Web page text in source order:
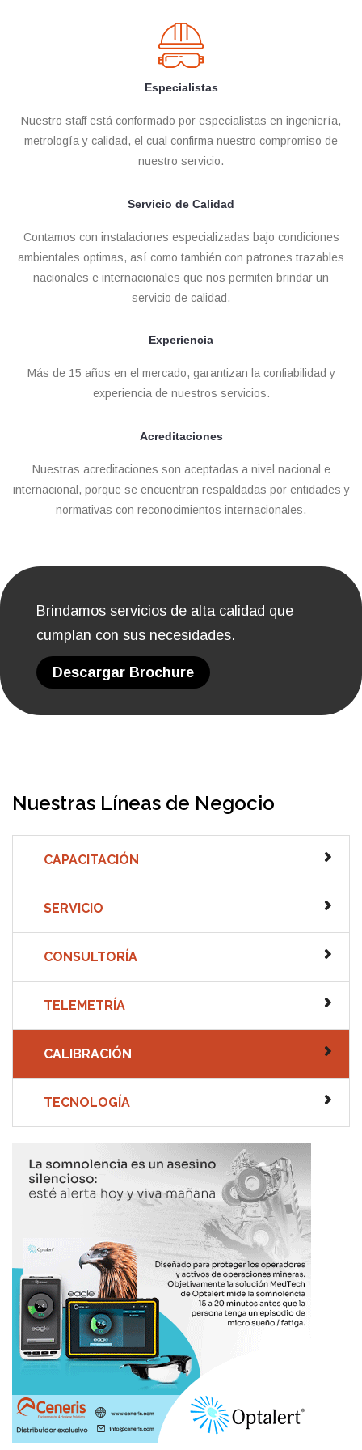
Especialistas
Nuestro staff está conformado por especialistas en ingeniería,
metrología y calidad, el cual confirma nuestro compromiso de
nuestro servicio.
Servicio de Calidad
Contamos con instalaciones especializadas bajo condiciones
ambientales optimas, así como también con patrones trazables
nacionales e internacionales que nos permiten brindar un
servicio de calidad.
Experiencia
Más de 15 años en el mercado, garantizan la confiabilidad y
experiencia de nuestros servicios.
Acreditaciones
Nuestras acreditaciones son aceptadas a nivel nacional e
internacional, porque se encuentran respaldadas por entidades y
normativas con reconocimientos internacionales.
Brindamos servicios de alta calidad que
cumplan con sus necesidades.
Descargar Brochure
Nuestras Líneas de Negocio
CAPACITACIÓN
SERVICIO
CONSULTORÍA
TELEMETRÍA
CALIBRACIÓN
TECNOLOGÍA